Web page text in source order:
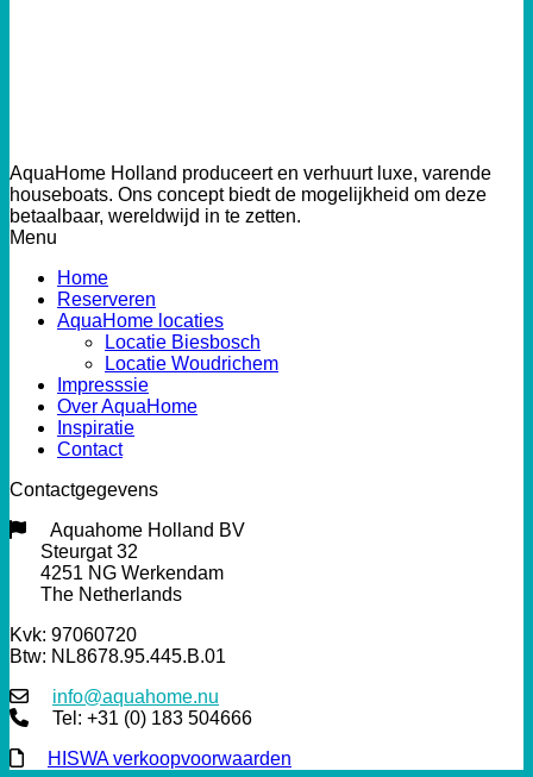
AquaHome Holland produceert en verhuurt luxe, varende
houseboats. Ons concept biedt de mogelijkheid om deze
betaalbaar, wereldwijd in te zetten.
Menu
Home
Reserveren
AquaHome locaties
Locatie Biesbosch
Locatie Woudrichem
Impresssie
Over AquaHome
Inspiratie
Contact
Contactgegevens
Aquahome Holland BV
Steurgat 32
4251 NG Werkendam
The Netherlands
Kvk: 97060720
Btw: NL8678.95.445.B.01
info@aquahome.nu
Tel: +31 (0) 183 504666
HISWA verkoopvoorwaarden